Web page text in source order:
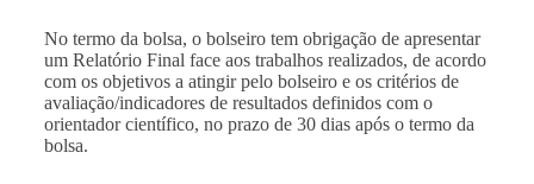
No termo da bolsa, o bolseiro tem obrigação de apresentar
um Relatório Final face aos trabalhos realizados, de acordo
com os objetivos a atingir pelo bolseiro e os critérios de
avaliação/indicadores de resultados definidos com o
orientador científico, no prazo de 30 dias após o termo da
bolsa.